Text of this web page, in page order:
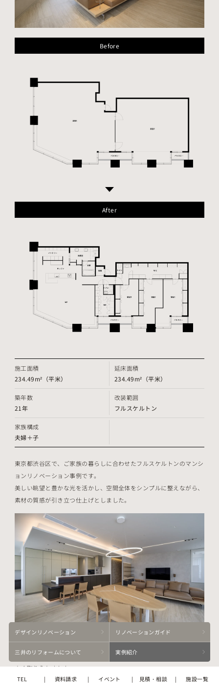
Before
After
施工面積
234.49m²（平米）
延床面積
234.49m²（平米）
築年数
21年
改装範囲
フルスケルトン
家族構成
夫婦＋子
東京都渋谷区で、ご家族の暮らしに合わせたフルスケルトンのマンシ
ョンリノベーション事例です。
美しい眺望と豊かな光を活かし、空間全体をシンプルに整えながら、
素材の質感が引き立つ仕上げとしました。
オープンキッチンからつながる開放的なLDKに、間接照明をバランス
よく取り入れました。
日中は明るく開放的に、夜は照明の光がやわらかく広がる、落ち着い
デザイン リノベーション リノベーションガイド
実例紹介
三井のリフォームについて
TEL 資料請求 イベント 見積・相談 施設一覧